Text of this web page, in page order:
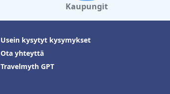
Kaupungit
Usein kysytyt kysymykset
Ota yhteyttä
Travelmyth GPT